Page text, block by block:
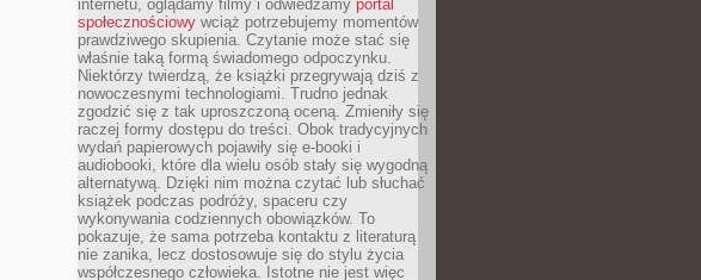
internetu, oglądamy filmy i odwiedzamy portal
społecznościowy wciąż potrzebujemy momentów
prawdziwego skupienia. Czytanie może stać się
właśnie taką formą świadomego odpoczynku.
Niektórzy twierdzą, że książki przegrywają dziś z
nowoczesnymi technologiami. Trudno jednak
zgodzić się z tak uproszczoną oceną. Zmieniły się
raczej formy dostępu do treści. Obok tradycyjnych
wydań papierowych pojawiły się e-booki i
audiobooki, które dla wielu osób stały się wygodną
alternatywą. Dzięki nim można czytać lub słuchać
książek podczas podróży, spaceru czy
wykonywania codziennych obowiązków. To
pokazuje, że sama potrzeba kontaktu z literaturą
nie zanika, lecz dostosowuje się do stylu życia
współczesnego człowieka. Istotne nie jest więc